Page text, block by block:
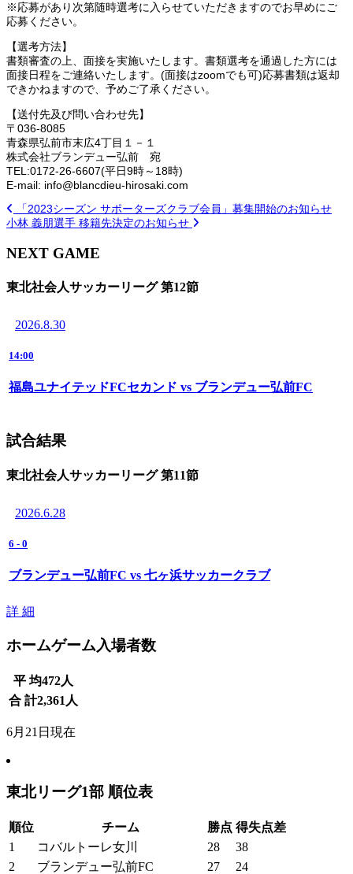
※応募があり次第随時選考に入らせていただきますのでお早めにご
応募ください。
【選考方法】
書類審査の上、面接を実施いたします。書類選考を通過した方には
面接日程をご連絡いたします。(面接はzoomでも可)応募書類は返却
できかねますので、予めご了承ください。
【送付先及び問い合わせ先】
〒036-8085
青森県弘前市末広4丁目１－１
株式会社ブランデュー弘前 宛
TEL:0172-26-6607(平日9時～18時)
E-mail: info@blancdieu-hirosaki.com
「2023シーズン サポーターズクラブ会員」募集開始のお知らせ
小林 義朋選手 移籍先決定のお知らせ
NEXT GAME
東北社会人サッカーリーグ 第12節
2026.8.30
14:00
福島ユナイテッドFCセカンド vs ブランデュー弘前FC
試合結果
東北社会人サッカーリーグ 第11節
2026.6.28
6 - 0
ブランデュー弘前FC vs 七ヶ浜サッカークラブ
詳 細
ホームゲーム入場者数
平 均472人
合 計2,361 人
6月21日現在
東北リーグ1部 順位表
順位 チーム 勝点 得失点差
1
コバルトーレ女川 28
38
2
ブランデュー弘前FC 27
24